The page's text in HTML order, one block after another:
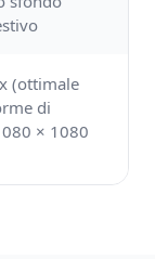
(ottimale
di
× 1080